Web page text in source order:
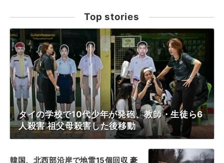
Top stories
タイの学校で10代少年が発砲、教師・生徒ら6
人殺害 祖父母殺害した後移動
韓国、北西部沿岸で地雷15個回収 豪